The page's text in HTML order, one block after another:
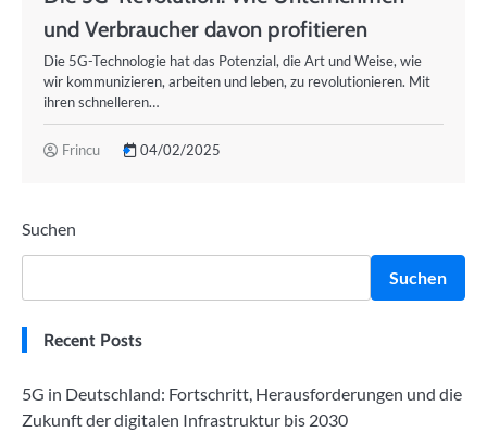
und Verbraucher davon profitieren
Die 5G-Technologie hat das Potenzial, die Art und Weise, wie
wir kommunizieren, arbeiten und leben, zu revolutionieren. Mit
ihren schnelleren…
Frincu 04/02/2025
Suchen
Suchen
Recent Posts
5G in Deutschland: Fortschritt, Herausforderungen und die
Zukunft der digitalen Infrastruktur bis 2030